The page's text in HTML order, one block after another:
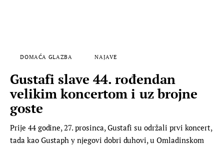
DOMAĆA GLAZBA NAJAVE
Gustafi slave 44. rođendan
velikim koncertom i uz brojne
goste
Prije 44 godine, 27. prosinca, Gustafi su održali prvi koncert,
tada kao Gustaph y njegovi dobri duhovi, u Omladinskom